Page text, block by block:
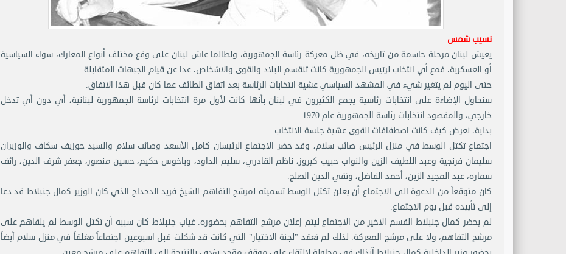
نسيب شمس
يعيش لبنان مرحلة حاسمة من تاريخه، في ظل معركة رئاسة الجمهورية، ولطالما عاش لبنان على وقع مختلف أنواع المعارك، سواء السياسية
أو العسكرية، فمع أي انتخاب لرئيس الجمهورية كانت تنقسم البلاد والقوى والاشخاص، عدا عن قيام الجبهات المتقابلة.
حتى اليوم لم يتغير شيء في المشهد السياسي عشية انتخابات الرئاسة بعد اتفاق الطائف عما كان قبل هذا الاتفاق.
سنحاول الإضاءة على انتخابات رئاسية يجمع الكثيرون في لبنان بأنها كانت لأول مرة انتخابات لرئاسة الجمهورية لبنانية، أي دون أي تدخل
خارجي، والمقصود انتخابات رئاسة الجمهورية عام 1970.
بداية، نعرض كيف كانت اصطفافات القوى عشية جلسة الانتخاب.
اجتماع تكتل الوسط في منزل الرئيس صائب سلام، وقد حضر الاجتماع الرئيسان كامل الأسعد وصائب سلام والسيد جوزيف سكاف والوزيران
سليمان فرنجية وعبد اللطيف الزين والنواب حبيب كيروز، ناظم القادري، سليم الداود، وباخوس حكيم، حسين منصور، جعفر شرف الدين، رائف
سماره، عبد المجيد الزين، أحمد الفاضل، وتقي الدين الصلح.
كان متوقعاً من الدعوة الى الاجتماع أن يعلن تكتل الوسط تسميته لمرشح التفاهم الشيخ فريد الدحداح الذي كان الوزير كمال جنبلاط قد دعا
إلى تأييده قبل يوم الاجتماع.
لم يحضر كمال جنبلاط القسم الاخير من الاجتماع ليتم إعلان مرشح التفاهم بحضوره. غياب جنبلاط كان سببه أن تكتل الوسط لم يلقاهم على
مرشح التفاهم، ولا على مرشح المعركة. لذلك لم تعقد "لجنة الاختيار" التي كانت قد شكلت قبل اسبوعين اجتماعاً مغلقاً في منزل سلام أيضاً